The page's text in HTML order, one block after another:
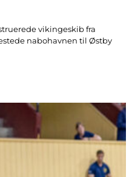
vikingeskib fra
nabohavnen til Østby